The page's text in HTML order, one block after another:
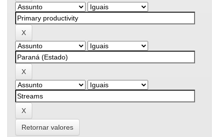
Retornar valores